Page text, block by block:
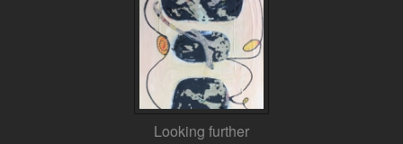
Looking further